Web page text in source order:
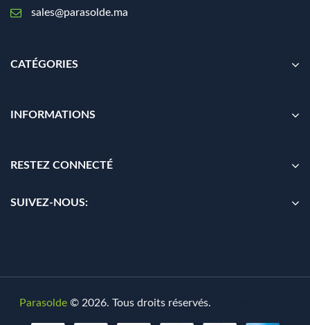
sales@parasolde.ma
CATÉGORIES
INFORMATIONS
RESTEZ CONNECTÉ
SUIVEZ-NOUS:
Parasolde© 2026. Tous droits réservés.